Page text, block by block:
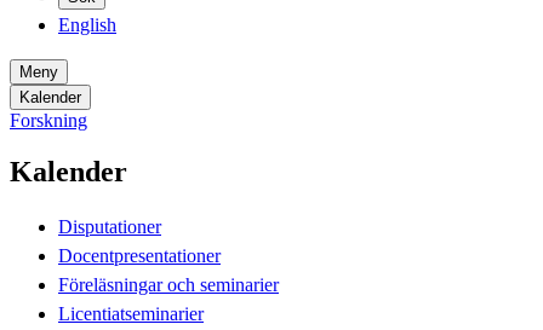
English
Meny
Kalender
Forskning
Kalender
Disputationer
Docentpresentationer
Föreläsningar och seminarier
Licentiatseminarier